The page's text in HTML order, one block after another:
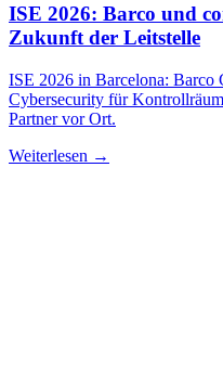
ISE 2026: Barco und
Zukunft der Leitstelle
ISE 2026 in Barcelona:
Cybersecurity für
Partner vor Ort.
Weiterlesen →